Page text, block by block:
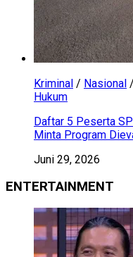
Kriminal / Nasional /
Hukum
Daftar 5 Peserta
Minta Program
Juni 29, 2026
ENTERTAINMENT